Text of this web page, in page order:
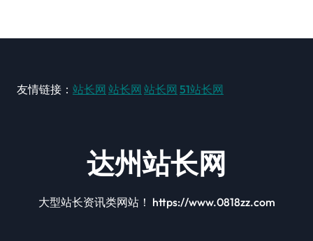
友情链接： 站长网 站长网 站长网 51站长网
达州站长网
大型站长资讯类网站！ https://www.0818zz.com